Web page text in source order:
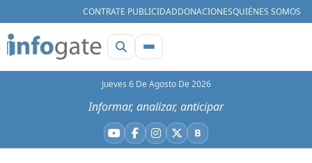
CONTRATE PUBLICIDADDONACIONESQUIÉNES SOMOS
Jueves 6 De Agosto De 2026
Informar, analizar, anticipar
YouTube
Facebook
Instagram
X BBluesky